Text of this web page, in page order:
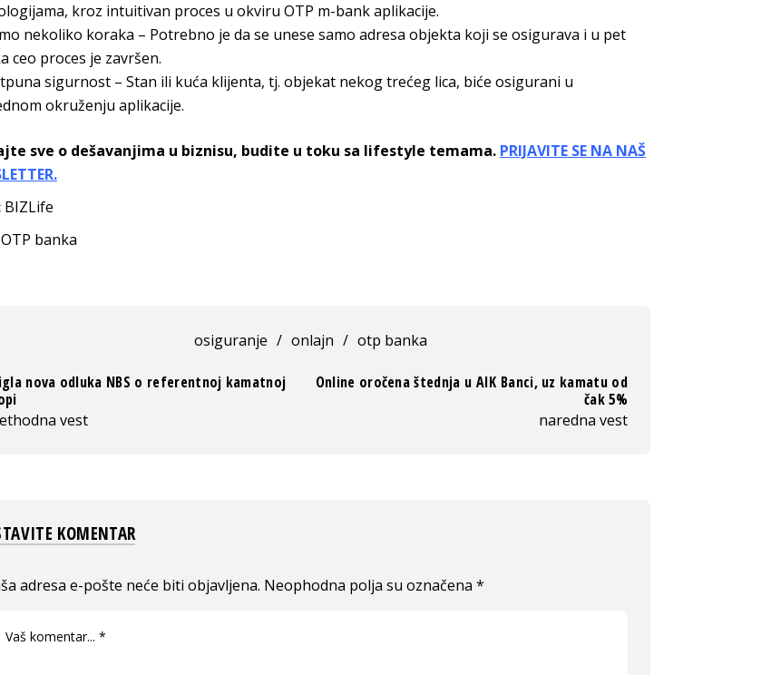
kroz intuitivan proces u okviru OTP m-bank aplikacije.
nekoliko koraka – Potrebno je da se unese samo adresa objekta koji se osigurava i u pet
ceo proces je završen.
sigurnost – Stan ili kuća klijenta, tj. objekat nekog trećeg lica, biće osigurani u
okruženju aplikacije.
sve o dešavanjima u biznisu, budite u toku sa lifestyle temama. PRIJAVITE SE NA NAŠ
BIZLife
OTP banka
osiguranje / onlajn / otp banka
nova odluka NBS o referentnoj kamatnoj
vest
Online oročena štednja u AIK Banci, uz kamatu od
čak 5%
naredna vest
KOMENTAR
adresa e-pošte neće biti objavljena. Neophodna polja su označena *